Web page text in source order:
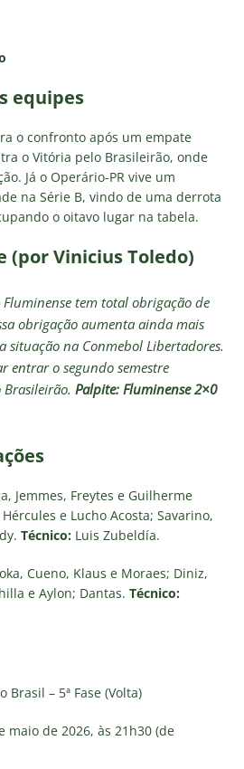
equipes
o confronto após um empate
o Vitória pelo Brasileirão, onde
Já o Operário-PR vive um
na Série B, vindo de uma derrota
o oitavo lugar na tabela.
(por Vinicius Toledo)
Fluminense tem total obrigação de
obrigação aumenta ainda mais
situação na Conmebol Libertadores.
entrar o segundo semestre
Palpite: Fluminense 2×0
Jemmes, Freytes e Guilherme
e Lucho Acosta; Savarino,
Técnico: Luis Zubeldía.
Cueno, Klaus e Moraes; Diniz,
e Aylon; Dantas. Técnico:
Brasil – 5ª Fase (Volta)
maio de 2026, às 21h30 (de